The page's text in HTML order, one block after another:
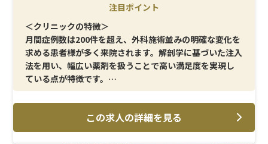
美容皮膚科
泌尿器科
麻酔科
注目ポイント
＜クリニックの特徴＞
月間症例数は200件を超え、外科施術並みの明確な変化を
求める患者様が多く来院されます。解剖学に基づいた注入
法を用い、幅広い薬剤を扱うことで高い満足度を実現し
ている点が特徴です。
＜メイン施術＞
注入を中心とした施術を幅広く経験でき、技術力を磨きた
い方に最適な環境です。美容看護師としてのスキルを積み
この求人の詳細を見る